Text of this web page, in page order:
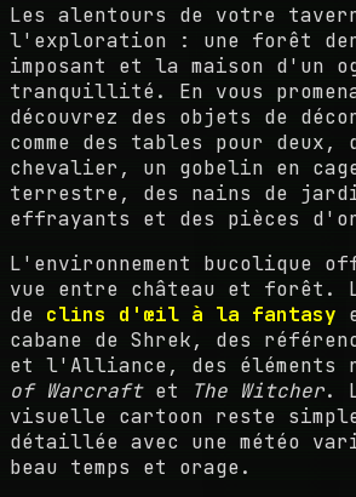
Les alentours de votre
l'exploration : une forêt
imposant et la maison d'un
tranquillité. En vous
découvrez des objets de
comme des tables pour deux,
chevalier, un gobelin en
terrestre, des nains de
effrayants et des pièces
L'environnement bucolique
vue entre château et forêt.
de clins d'œil à la fantasy
cabane de Shrek, des
et l'Alliance, des éléments
of Warcraftet The Witcher.
visuelle cartoon reste
détaillée avec une météo
beau temps et orage.